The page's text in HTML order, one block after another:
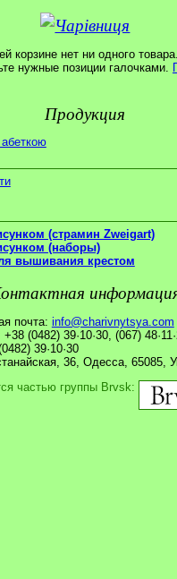
корзине нет ни одного
нужные позиции галочками.
Продукция
абеткою
(страмин Zweigart)
(наборы)
вышивания крестом
Контактная
почта: info@charivnytsya.com
(0482) 39·10·30, (067)
39·10·30
36, Одесса, 65085,
частью группы Brvsk: